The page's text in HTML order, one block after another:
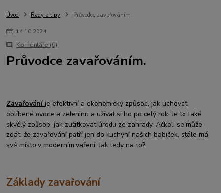
Úvod Rady a tipy Průvodce zavařováním.
14.10.2024
Komentáře (0)
Průvodce zavařováním.
Zavařování je efektivní a ekonomický způsob, jak uchovat
oblíbené ovoce a zeleninu a užívat si ho po celý rok. Je to také
skvělý způsob, jak zužitkovat úrodu ze zahrady. Ačkoli se může
zdát, že zavařování patří jen do kuchyní našich babiček, stále má
své místo v moderním vaření. Jak tedy na to?
Základy zavařování